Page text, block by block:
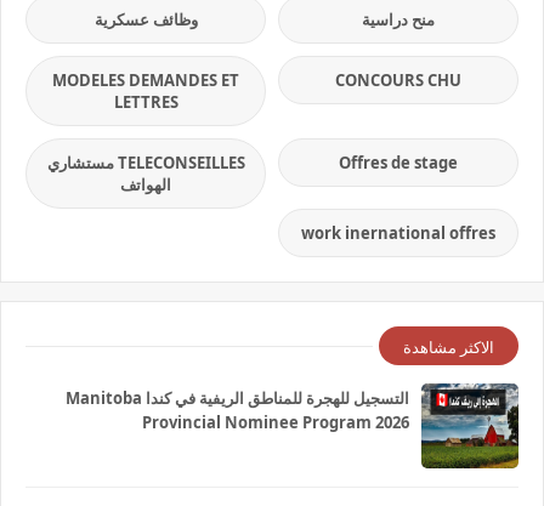
منح دراسية وظائف عسكرية
CONCOURS CHU
MODELES DEMANDES ET
LETTRES
Offres de stage
TELECONSEILLES مستشاري
الهواتف
work inernational offres
الاكثر مشاهدة
التسجيل للهجرة للمناطق الريفية في كندا Manitoba
Provincial Nominee Program 2026